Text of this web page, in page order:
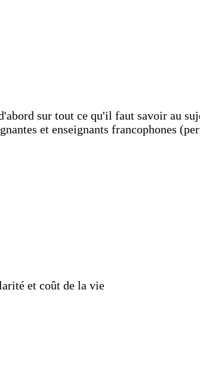
sur tout ce qu'il faut savoir au
et enseignants francophones
et coût de la vie